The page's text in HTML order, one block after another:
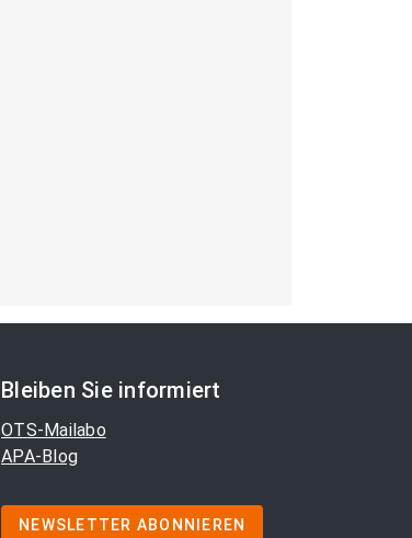
Bleiben Sie informiert
OTS-Mailabo
APA-Blog
NEWSLETTER ABONNIEREN